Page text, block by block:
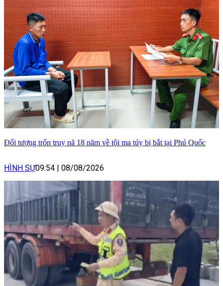
Đối tượng trốn truy nã 18 năm về tội ma túy bị bắt tại Phú Quốc
HÌNH SỰ09:54 08/08/2026